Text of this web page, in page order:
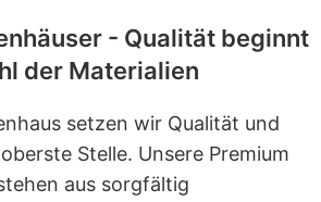
- Qualität beginnt
der Materialien
setzen wir Qualität und
Stelle. Unsere Premium
aus sorgfältig